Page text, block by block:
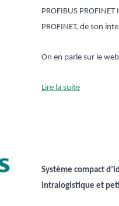
PROFIBUS
PROFINET, de son
On en parle sur le
Lire la suite
Système compact
intralogistique et